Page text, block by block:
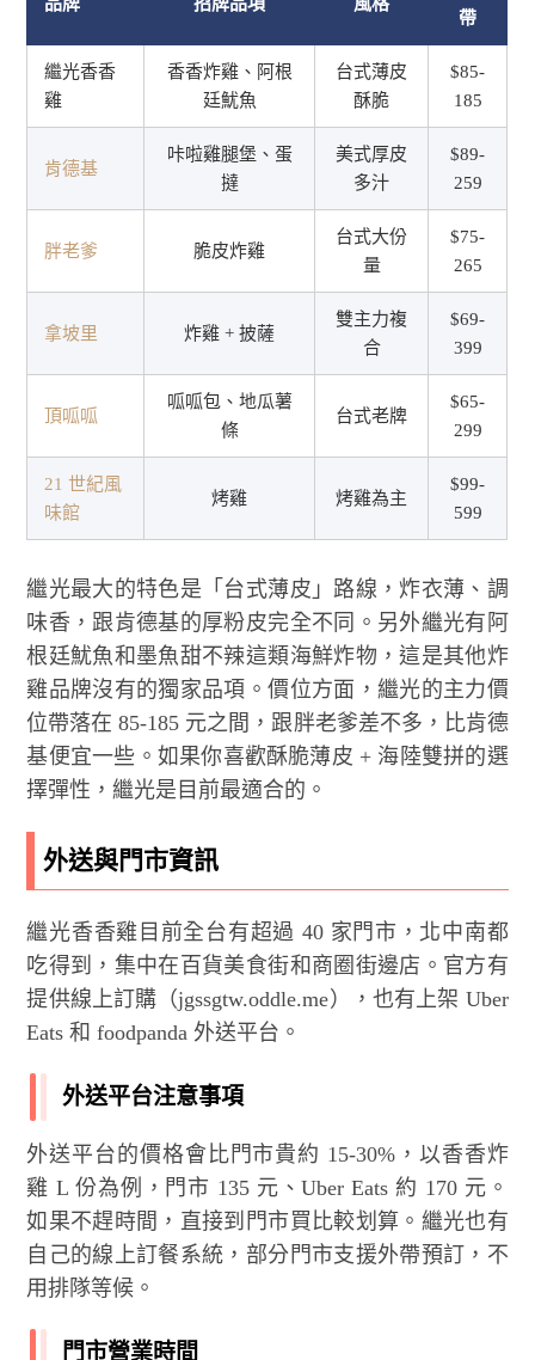
帶
繼光香香
雞
香香炸雞、阿根
廷魷魚
台式薄皮
酥脆
$85-
185
肯德基
咔啦雞腿堡、蛋
撻
美式厚皮
多汁
$89-
259
胖老爹 脆皮炸雞
台式大份
量
$75-
265
拿坡里 炸雞 + 披薩
雙主力複
合
$69-
399
頂呱呱
呱呱包、地瓜薯
條
台式老牌
$65-
299
21 世紀風
味館
烤雞 烤雞為主
$99-
599
繼光最大的特色是「台式薄皮」路線，炸衣薄、調
味香，跟肯德基的厚粉皮完全不同。另外繼光有阿
根廷魷魚和墨魚甜不辣這類海鮮炸物，這是其他炸
雞品牌沒有的獨家品項。價位方面，繼光的主力價
位帶落在 85-185 元之間，跟胖老爹差不多，比肯德
基便宜一些。如果你喜歡酥脆薄皮 + 海陸雙拼的選
擇彈性，繼光是目前最適合的。
外送與門市資訊
繼光香香雞目前全台有超過 40 家門市，北中南都
吃得到，集中在百貨美食街和商圈街邊店。官方有
提供線上訂購（jgssgtw.oddle.me），也有上架 Uber
Eats 和 foodpanda 外送平台。
外送平台注意事項
外送平台的價格會比門市貴約 15-30%，以香香炸
雞 L 份為例，門市 135 元、Uber Eats 約 170 元。
如果不趕時間，直接到門市買比較划算。繼光也有
自己的線上訂餐系統，部分門市支援外帶預訂，不
用排隊等候。
門市營業時間